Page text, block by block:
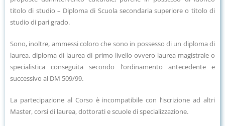
titolo di studio – Diploma di Scuola secondaria superiore o titolo di
studio di pari grado.
Sono, inoltre, ammessi coloro che sono in possesso di un diploma di
laurea, diploma di laurea di primo livello ovvero laurea magistrale o
specialistica conseguita secondo l’ordinamento antecedente e
successivo al DM 509/99.
La partecipazione al Corso è incompatibile con l’iscrizione ad altri
Master, corsi di laurea, dottorati e scuole di specializzazione.